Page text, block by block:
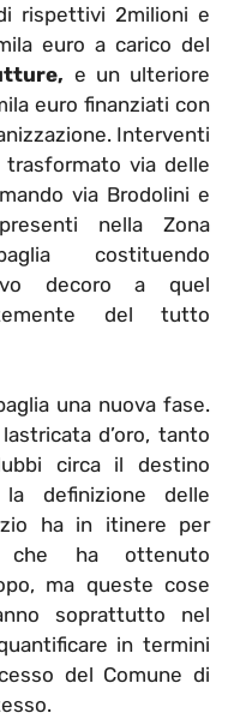
rispettivi 2milioni e
euro a carico del
e un ulteriore
euro finanziati con
Interventi
via delle
via Brodolini e
nella Zona
costituendo
decoro a quel
del tutto
una nuova fase.
d’oro, tanto
circa il destino
definizione delle
ha in itinere per
che ha ottenuto
ma queste cose
soprattutto nel
in termini
del Comune di